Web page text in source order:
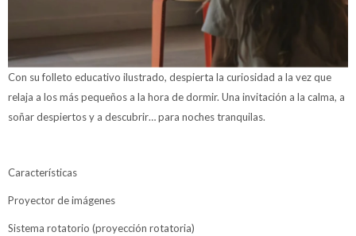
Con su folleto educativo ilustrado, despierta la curiosidad a la vez que
relaja a los más pequeños a la hora de dormir. Una invitación a la calma, a
soñar despiertos y a descubrir… para noches tranquilas.
Características
Proyector de imágenes
Sistema rotatorio (proyección rotatoria)